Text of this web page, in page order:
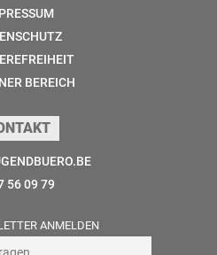
BEREICH
56 09 79
ANMELDEN